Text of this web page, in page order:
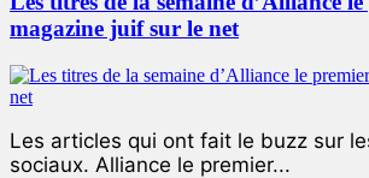
magazine juif sur le net
Les articles qui ont fait le buzz sur
sociaux. Alliance le premier...